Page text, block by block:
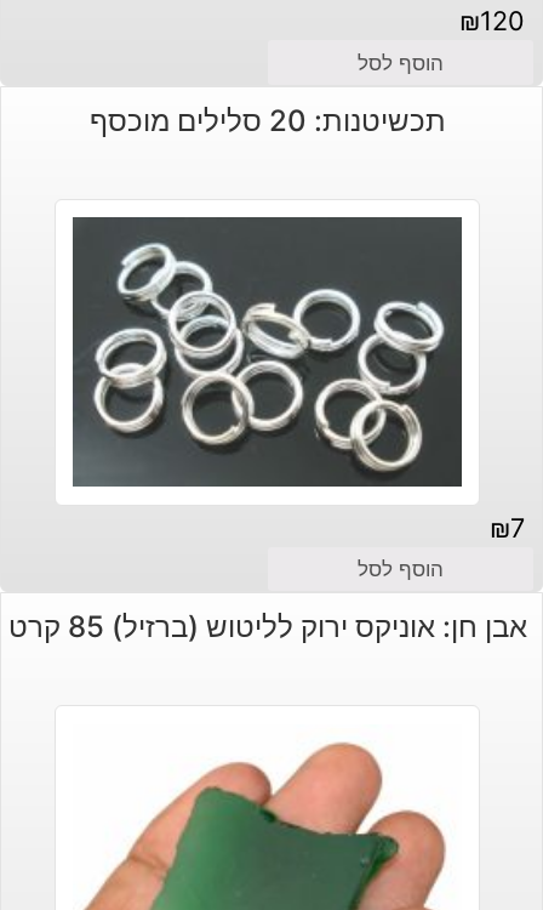
₪120
הוסף לסל
תכשיטנות: 20 סלילים מוכסף
₪7
הוסף לסל
אבן חן: אוניקס ירוק לליטוש (ברזיל) 85 קרט